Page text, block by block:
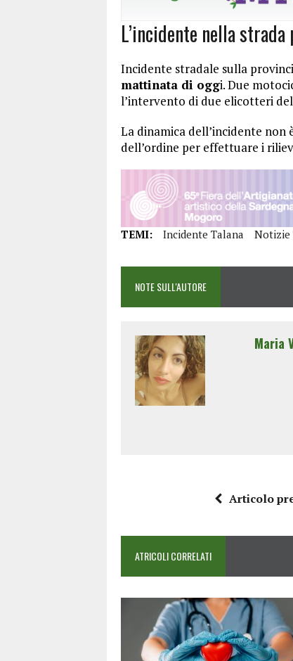
L’incidente nella
Incidente stradale sulla
mattinata di oggi. Due
l’intervento di due elicotteri
La dinamica dell’incidente non
dell’ordine per effettuare i
TEMI: Incidente Talana Notizie
NOTE SULL'AUTORE
Maria
Articolo
ATRICOLI CORRELATI